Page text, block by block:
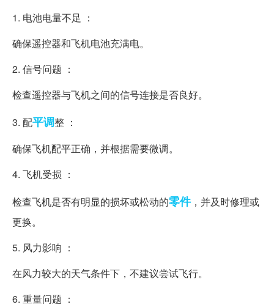
1. 电池电量不足 ：
确保遥控器和飞机电池充满电。
2. 信号问题 ：
检查遥控器与飞机之间的信号连接是否良好。
3. 配平调整 ：
确保飞机配平正确，并根据需要微调。
4. 飞机受损 ：
检查飞机是否有明显的损坏或松动的零件，并及时修理或
更换。
5. 风力影响 ：
在风力较大的天气条件下，不建议尝试飞行。
6. 重量问题 ：